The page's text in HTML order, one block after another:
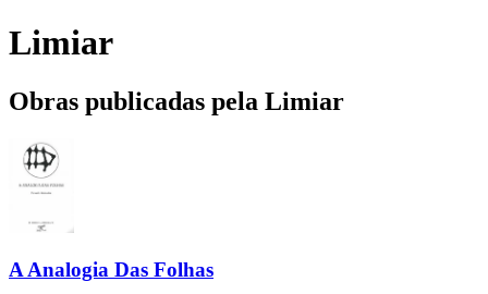
Limiar
Obras publicadas pela Limiar
A Analogia Das Folhas